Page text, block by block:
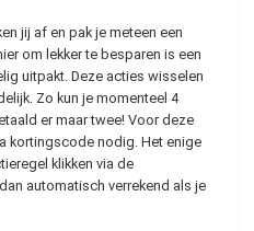
jij af en pak je meteen een
om lekker te besparen is een
uitpakt. Deze acties wisselen
Zo kun je momenteel 4
er maar twee! Voor deze
kortingscode nodig. Het enige
klikken via de
automatisch verrekend als je